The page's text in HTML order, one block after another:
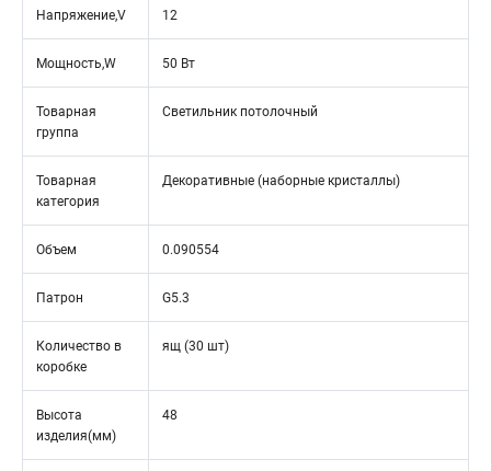
Напряжение,V 12
Мощность,W 50 Вт
Товарная
группа
Светильник потолочный
Товарная
категория
Декоративные (наборные кристаллы)
Объем 0.090554
Патрон G5.3
Количество в
коробке
ящ (30 шт)
Высота
изделия(мм)
48